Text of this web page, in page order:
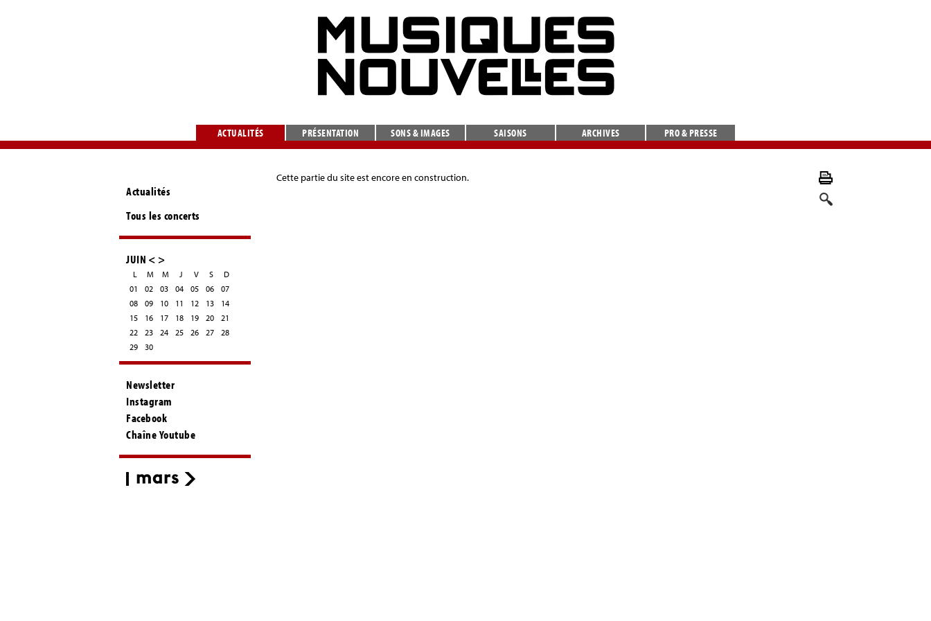
ACTUALITÉS PRÉSENTATION SONS & IMAGES SAISONS ARCHIVES PRO & PRESSE
Actualités
Tous les concerts
JUIN < >
L M M J V S
D
01
02 03 04 05 06
07
08
09 10 11 12 13
14
15
16 17 18 19 20
21
22
23 24 25 26 27
28
29
30
Newsletter
Instagram
Facebook
Chaîne Youtube
Cette partie du site est encore en construction.